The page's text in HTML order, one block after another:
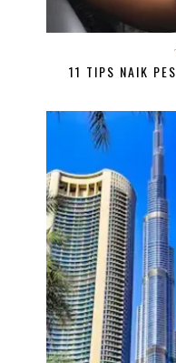
11 TIPS NAIK